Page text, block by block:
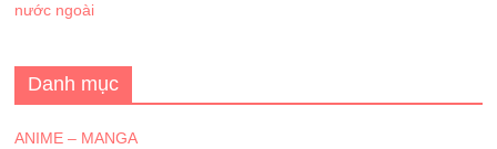
nước ngoài
Danh mục
ANIME – MANGA